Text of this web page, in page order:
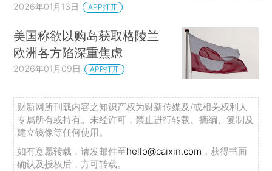
2026年01月13日 APP打开
美国称欲以购岛获取格陵兰
欧洲各方陷深重焦虑
2026年01月09日 APP打开
财新网所刊载内容之知识产权为财新传媒及/或相关权利人
专属所有或持有。未经许可，禁止进行转载、摘编、复制及
建立镜像等任何使用。
如有意愿转载，请发邮件至hello@caixin.com ，获得书面
确认及授权后，方可转载。